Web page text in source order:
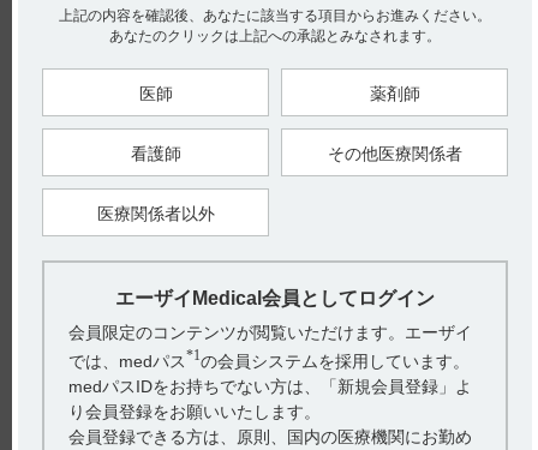
2.2 高度の房室ブロック、高度の洞房ブロックのある患者［本
に悪化させることがある。］
2.3 心筋梗塞後の無症候性心室性期外収縮あるいは非持続型心
室頻拍のある患者［突然死に関する臨床試験（CAST）の結
果、このような患者では本薬の経口剤の投与により死亡率が増
加するとの報告がある。］
2.4 妊婦又は妊娠している可能性のある女性
2.5 リトナビルを投与中の患者
2.6 ミラベグロンを投与中の患者
2.7 テラプレビルを投与中の患者
【関連情報】
インタビューフォームには、禁忌の設定理由について以下の記
載があります。
上記の内容を確認後、あなたに該当する項目からお進みください。
あなたのクリックは上記への承認とみなされます。
医師 薬剤師
看護師 その他医療関係者
医療関係者以外
エーザイMedical会員としてログイン
会員限定のコンテンツが閲覧いただけます。エーザイ
では、medパス*1の会員システムを採用しています。
medパスIDをお持ちでない方は、「新規会員登録」よ
り会員登録をお願いいたします。
会員登録できる方は、原則、国内の医療機関にお勤め